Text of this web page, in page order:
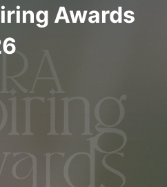
Awards